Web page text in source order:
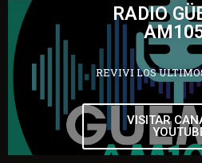
RADIO
REVIVI LOS
VISITAR